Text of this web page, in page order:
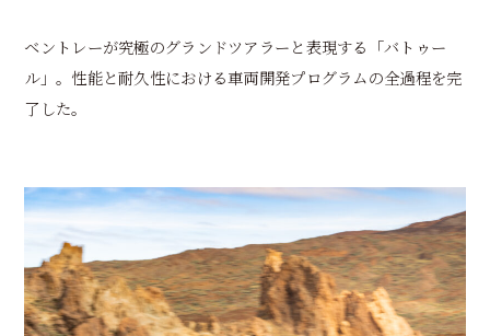
ベントレーが究極のグランドツアラーと表現する「バトゥー
ル」。性能と耐久性における車両開発プログラムの全過程を完
了した。